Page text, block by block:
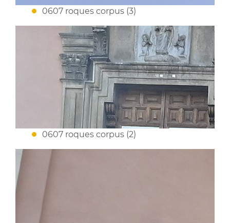
0607 roques corpus (3)
0607 roques corpus (2)